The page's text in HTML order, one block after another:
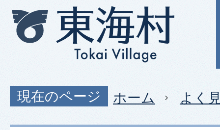
現在のページ ホーム よく